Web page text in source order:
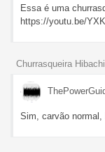
Essa é uma
https://youtu.be/
Churrasqueira
Sim, carvão normal,